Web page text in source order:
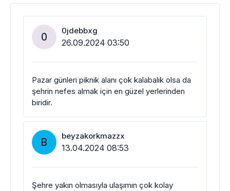
0 0jdebbxg
26.09.2024 03:50
Pazar günleri piknik alanı çok kalabalık olsa da
şehrin nefes almak için en güzel yerlerinden
biridir.
B beyzakorkmazzx
13.04.2024 08:53
Şehre yakın olmasıyla ulaşımın çok kolay